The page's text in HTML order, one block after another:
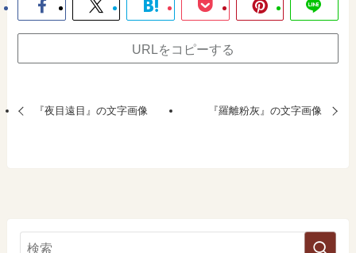
URLをコピーする
『夜目遠目』の文字画像 『羅離粉灰』の文字画像